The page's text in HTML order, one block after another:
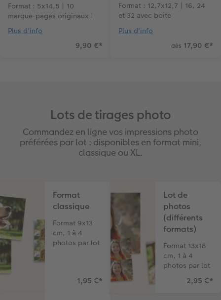
Format : 5x14,5 | 10
marque-pages originaux !
Plus d'info
9,90 €*
Format : 12,7x12,7 | 16, 24
et 32 avec boîte
Plus d'info
dès 17,90 €*
Lots de tirages photo
Commandez en ligne vos impressions photo
préférées par lot : disponibles en format mini,
classique ou XL.
Format
classique
Format 9x13
cm, 1 à 4
photos par lot
1,95 €*
Lot de
photos
(différents
formats)
Format 13x18
cm, 1 à 4
photos par lot
2,95 €*